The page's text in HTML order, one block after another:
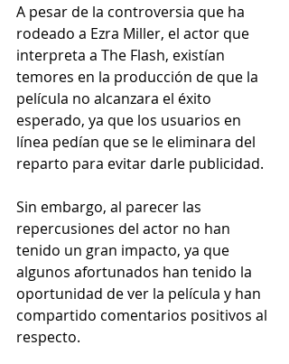
A pesar de la controversia que ha
rodeado a Ezra Miller, el actor que
interpreta a The Flash, existían
temores en la producción de que la
película no alcanzara el éxito
esperado, ya que los usuarios en
línea pedían que se le eliminara del
reparto para evitar darle publicidad.
Sin embargo, al parecer las
repercusiones del actor no han
tenido un gran impacto, ya que
algunos afortunados han tenido la
oportunidad de ver la película y han
compartido comentarios positivos al
respecto.